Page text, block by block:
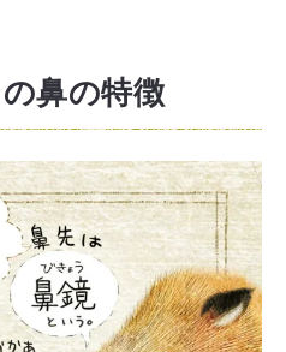
鼻の特徴